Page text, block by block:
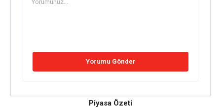
Piyasa Özeti